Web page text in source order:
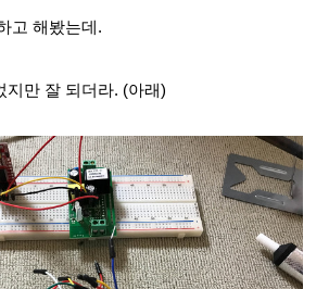
고 해봤는데.
지만 잘 되더라. (아래)